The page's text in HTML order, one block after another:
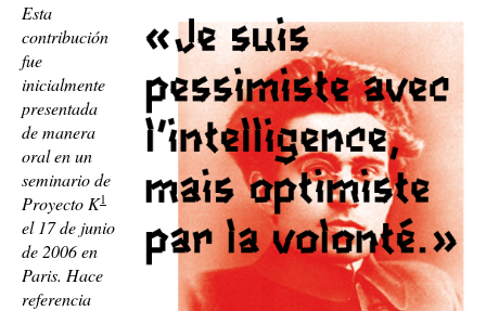
Esta
contribución
fue
inicialmente
presentada
de manera
oral en un
seminario de
Proyecto K1
el 17 de junio
de 2006 en
Paris. Hace
referencia